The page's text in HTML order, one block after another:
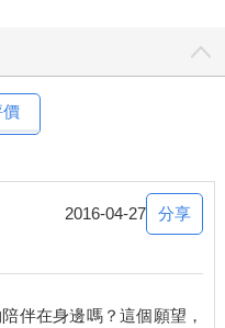
價
2016-04-27 分享
伴在身邊嗎？這個願望，